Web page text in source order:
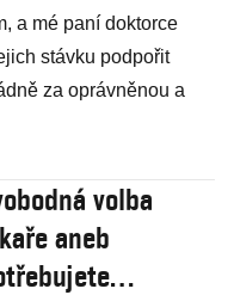
a mé paní doktorce
stávku podpořit
za oprávněnou a
volba
aneb